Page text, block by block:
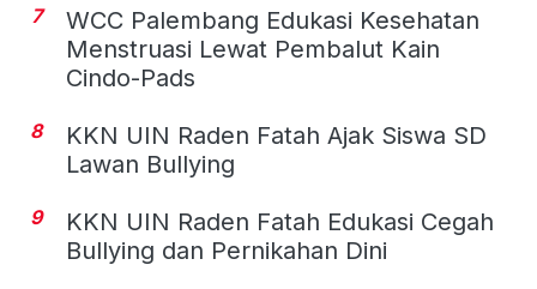
7
WCC Palembang Edukasi Kesehatan
Menstruasi Lewat Pembalut Kain
Cindo-Pads
8
KKN UIN Raden Fatah Ajak Siswa SD
Lawan Bullying
9
KKN UIN Raden Fatah Edukasi Cegah
Bullying dan Pernikahan Dini